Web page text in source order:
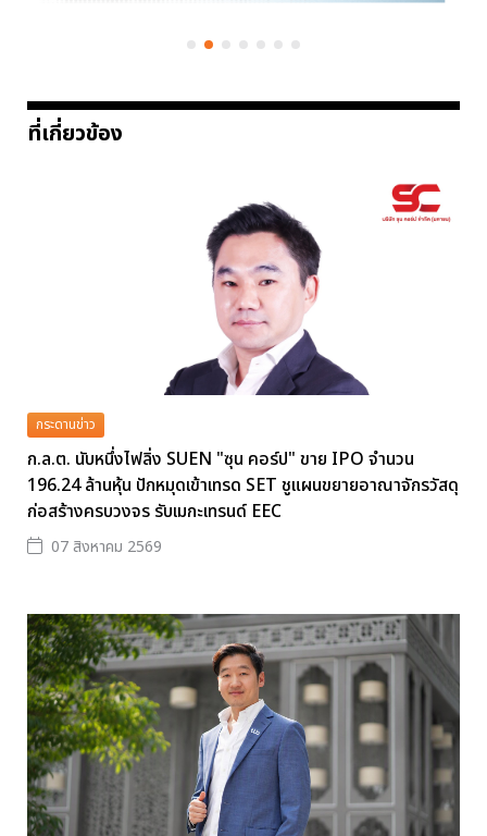
ที่เกี่ยวข้อง
กระดานข่าว
ก.ล.ต. นับหนึ่งไฟลิ่ง SUEN "ซุน คอร์ป" ขาย IPO จำนวน
196.24 ล้านหุ้น ปักหมุดเข้าเทรด SET ชูแผนขยายอาณาจักรวัสดุ
ก่อสร้างครบวงจร รับเมกะเทรนด์ EEC
07 สิงหาคม 2569